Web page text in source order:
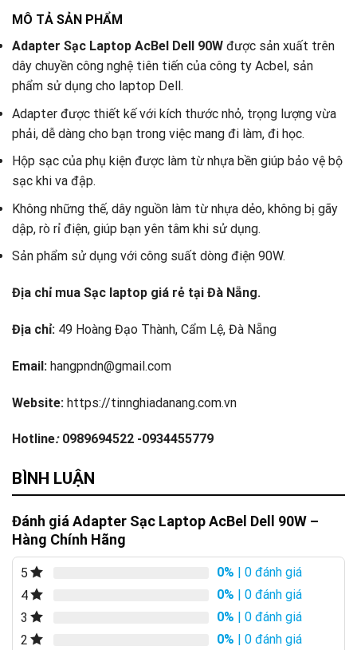
MÔ TẢ SẢN PHẨM
Adapter Sạc Laptop AcBel Dell 90W được sản xuất trên
dây chuyền công nghệ tiên tiến của công ty Acbel, sản
phẩm sử dụng cho laptop Dell.
Adapter được thiết kế với kích thước nhỏ, trọng lượng vừa
phải, dễ dàng cho bạn trong việc mang đi làm, đi học.
Hộp sạc của phụ kiện được làm từ nhựa bền giúp bảo vệ bộ
sạc khi va đập.
Không những thế, dây nguồn làm từ nhựa dẻo, không bị gãy
dập, rò rỉ điện, giúp bạn yên tâm khi sử dụng.
Sản phẩm sử dụng với công suất dòng điện 90W.
Địa chỉ mua Sạc laptop giá rẻ tại Đà Nẵng.
Địa chỉ: 49 Hoàng Đạo Thành, Cẩm Lệ, Đà Nẵng
Email: hangpndn@gmail.com
Website: https://tinnghiadanang.com.vn
Hotline:0989694522 -0934455779
BÌNH LUẬN
Đánh giá Adapter Sạc Laptop AcBel Dell 90W –
Hàng Chính Hãng
5 0% | 0 đánh giá
4
0% | 0 đánh giá
3
0% | 0 đánh giá
2
0% | 0 đánh giá